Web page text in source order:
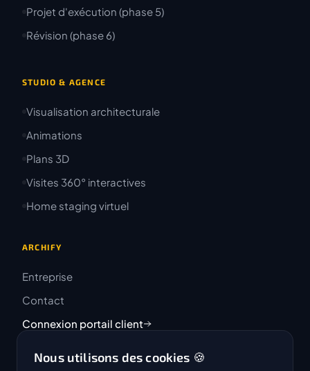
Projet d'exécution (phase 5)
Révision (phase 6)
STUDIO & AGENCE
Visualisation architecturale
Animations
Plans 3D
Visites 360° interactives
Home staging virtuel
ARCHIFY
Entreprise
Contact
Connexion portail client
Nous utilisons des cookies 🍪